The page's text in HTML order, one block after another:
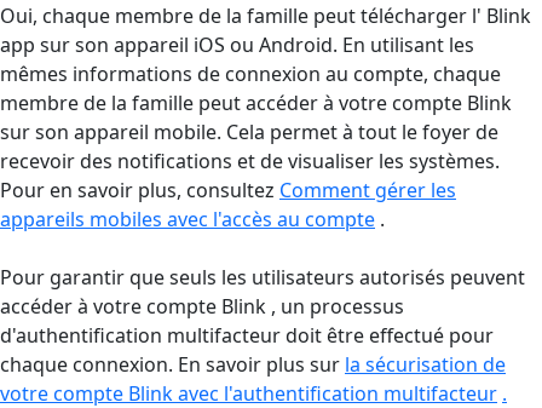
Oui, chaque membre de la famille peut télécharger l' Blink
app sur son appareil iOS ou Android. En utilisant les
mêmes informations de connexion au compte, chaque
membre de la famille peut accéder à votre compte Blink
sur son appareil mobile. Cela permet à tout le foyer de
recevoir des notifications et de visualiser les systèmes.
Pour en savoir plus, consultez Comment gérer les
appareils mobiles avec l'accès au compte .
Pour garantir que seuls les utilisateurs autorisés peuvent
accéder à votre compte Blink , un processus
d'authentification multifacteur doit être effectué pour
chaque connexion. En savoir plus sur la sécurisation de
votre compte Blink avec l'authentification multifacteur .